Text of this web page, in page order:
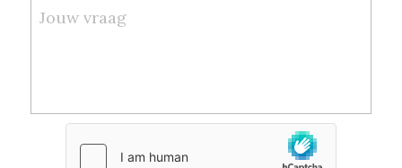
Jouw vraag